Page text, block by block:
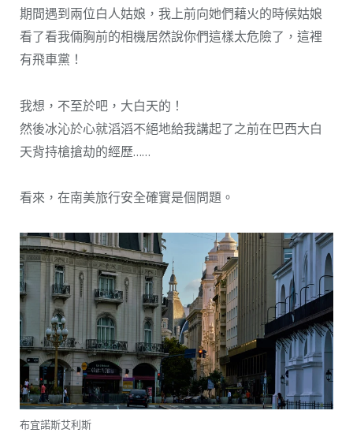
期間遇到兩位白人姑娘，我上前向她們藉火的時候姑娘
看了看我倆胸前的相機居然說你們這樣太危險了，這裡
有飛車黨！
我想，不至於吧，大白天的！
然後冰沁於心就滔滔不絕地給我講起了之前在巴西大白
天背持槍搶劫的經歷……
看來，在南美旅行安全確實是個問題。
布宜諾斯艾利斯